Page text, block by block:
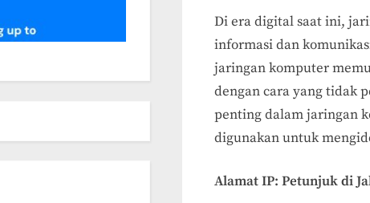
Di era digital saat ini,
informasi dan
jaringan komputer
dengan cara yang tidak
penting dalam jaringan
digunakan untuk
Alamat IP: Petunjuk di